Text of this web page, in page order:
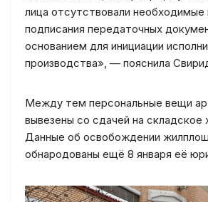
лица отсутствовали необходимые
подписания передаточных
основанием для инициации
производства», — пояснила
Между тем персональные вещи
вывезены со сдачей на складское
Данные об освобождении
обнародованы ещё 8 января её